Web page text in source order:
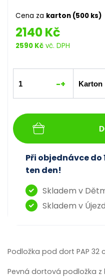
Cena za karton (500 ks)
2140 Kč
2590 Kč vč. DPH
-+
Při objednávce do
ten den!
Skladem v
Skladem v
Podložka pod dort PAP 32
Pevná dortová podložka z